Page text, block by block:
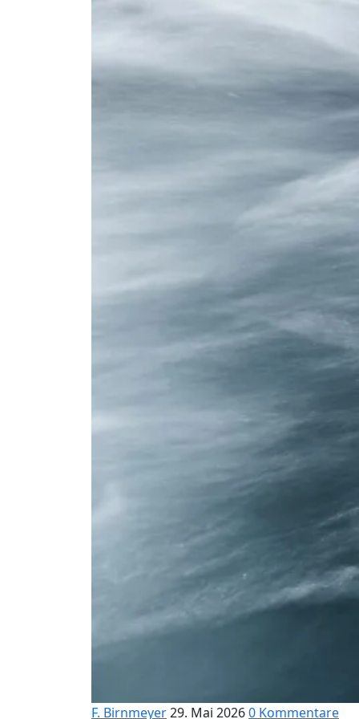
F. Birnmeyer29. Mai 20260 Kommentare